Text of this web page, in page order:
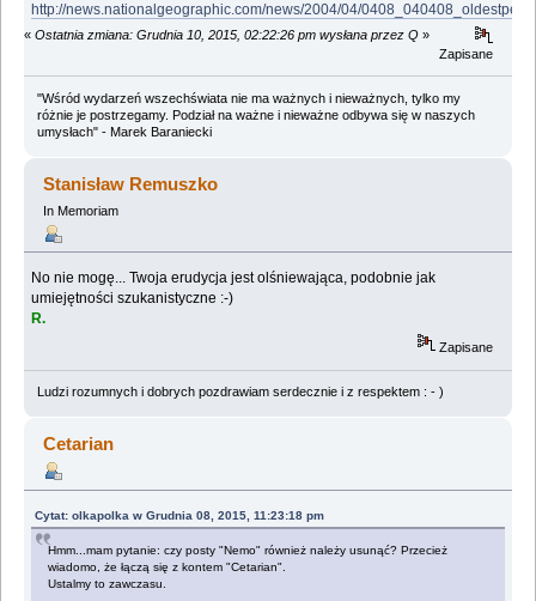
http://news.nationalgeographic.com/news/2004/04/
« Ostatnia zmiana: Grudnia 10, 2015, 02:22:26 pm wysłana przez Q »
Zapisane
"Wśród wydarzeń wszechświata nie ma ważnych i nieważnych, tylko my
różnie je postrzegamy. Podział na ważne i nieważne odbywa się w naszych
umysłach" - Marek Baraniecki
Stanisław Remuszko
In Memoriam
No nie mogę... Twoja erudycja jest olśniewająca, podobnie jak
umiejętności szukanistyczne :-)
R.
Zapisane
Ludzi rozumnych i dobrych pozdrawiam serdecznie i z respektem : - )
Cetarian
Cytat: olkapolka w Grudnia 08, 2015, 11:23:18 pm
Hmm...mam pytanie: czy posty "Nemo" również należy usunąć? Przecież
wiadomo, że łączą się z kontem "Cetarian".
Ustalmy to zawczasu.